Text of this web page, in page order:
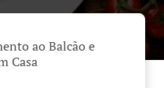
ao Balcão e
Casa